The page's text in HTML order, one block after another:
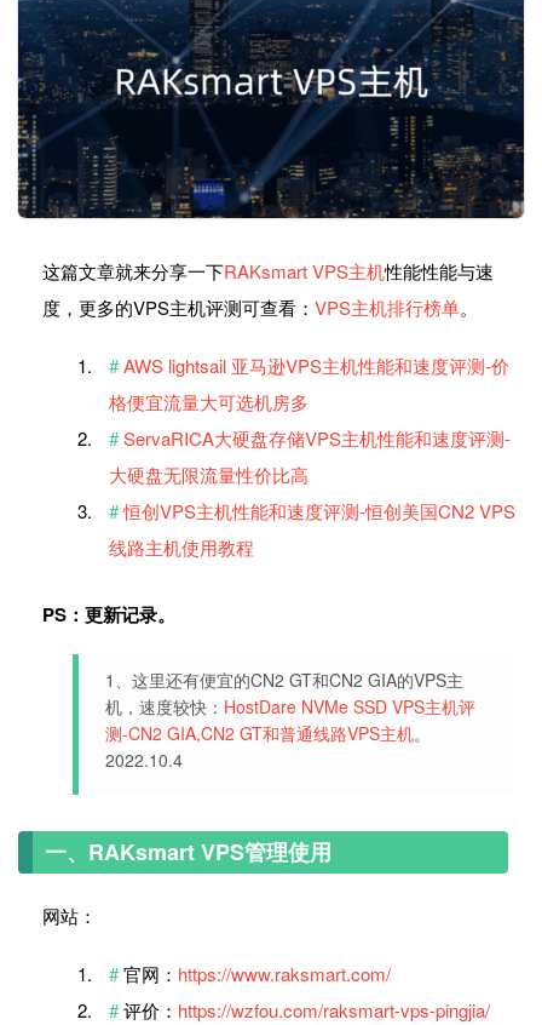
这篇文章就来分享一下RAKsmart VPS主机性能性能与速
度，更多的VPS主机评测可查看： VPS主机排行榜单。
AWS lightsail 亚马逊VPS主机性能和速度评测-价
格便宜流量大可选机房多
ServaRICA大硬盘存储VPS主机性能和速度评测-
大硬盘无限流量性价比高
恒创VPS主机性能和速度评测-恒创美国CN2 VPS
线路主机使用教程
PS：更新记录。
1、这里还有便宜的CN2 GT和CN2 GIA的VPS主
机，速度较快： HostDare NVMe SSD VPS主机评
测-CN2 GIA,CN2 GT和普通线路VPS主机。
2022.10.4
一、RAKsmart VPS管理使用
网站：
官网： https://www.raksmart.com/
评价： https://wzfou.com/raksmart-vps-pingjia/